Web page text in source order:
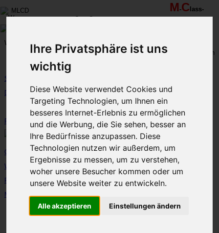
Ihre Privatsphäre ist uns
wichtig
Diese Website verwendet Cookies und
Targeting Technologien, um Ihnen ein
besseres Internet-Erlebnis zu ermöglichen
und die Werbung, die Sie sehen, besser an
Ihre Bedürfnisse anzupassen. Diese
Technologien nutzen wir außerdem, um
Ergebnisse zu messen, um zu verstehen,
woher unsere Besucher kommen oder um
unsere Website weiter zu entwickeln.
Alle akzeptieren Einstellungen ändern
ML-Club-
D
eutschland
Der Mercedes M-Klasse Club!
M-C lass-
C
-
Regionalbereich
Start
DerClub
FanArtikel...
Galerie(n)...
Werkstätten... (114)
Rastplatz... (110)
MLCD-M-Klassen:
-Fuhrpark
CD 243 "Wohnwagenspaß in Sachsen-Anhalt
im Juni 2023"